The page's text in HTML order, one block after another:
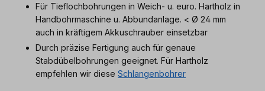
Für Tieflochbohrungen in Weich- u. euro. Hartholz in
Handbohrmaschine u. Abbundanlage. < Ø 24 mm
auch in kräftigem Akkuschrauber einsetzbar
Durch präzise Fertigung auch für genaue
Stabdübelbohrungen geeignet. Für Hartholz
empfehlen wir diese Schlangenbohrer